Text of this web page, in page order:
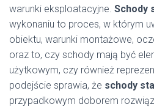
warunki eksploatacyjne. Schody
wykonaniu to proces, w którym
obiektu, warunki montażowe,
oraz to, czy schody mają być
użytkowym, czy również
podejście sprawia, że schody
przypadkowym doborem